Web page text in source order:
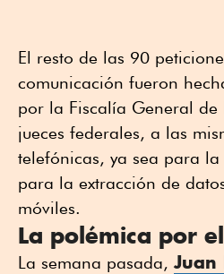
El resto de las 90
comunicación fueron
por la Fiscalía General de
jueces federales, a las
telefónicas, ya sea para
para la extracción de
móviles.
La polémica por
La semana pasada, Juan